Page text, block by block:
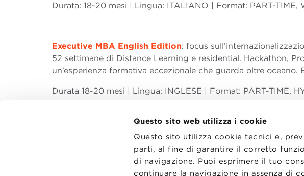
Questo sito web utilizza i cookie
Questo sito utilizza cookie tecnici e,
parti, al fine di garantire il corretto
di navigazione. Puoi esprimere il tuo
continuare la navigazione in assenza di
Durata: 18-20 mesi | Lingua: ITALIANO | Format: PART-TIME,
Executive MBA English Edition: focus
52 settimane di Distance Learning e residential. Hackathon,
un’esperienza formativa eccezionale che guarda oltre oceano.
Durata 18-20 mesi | Lingua: INGLESE | Format: PART-TIME,
CONTATTI
TRASPARENZA